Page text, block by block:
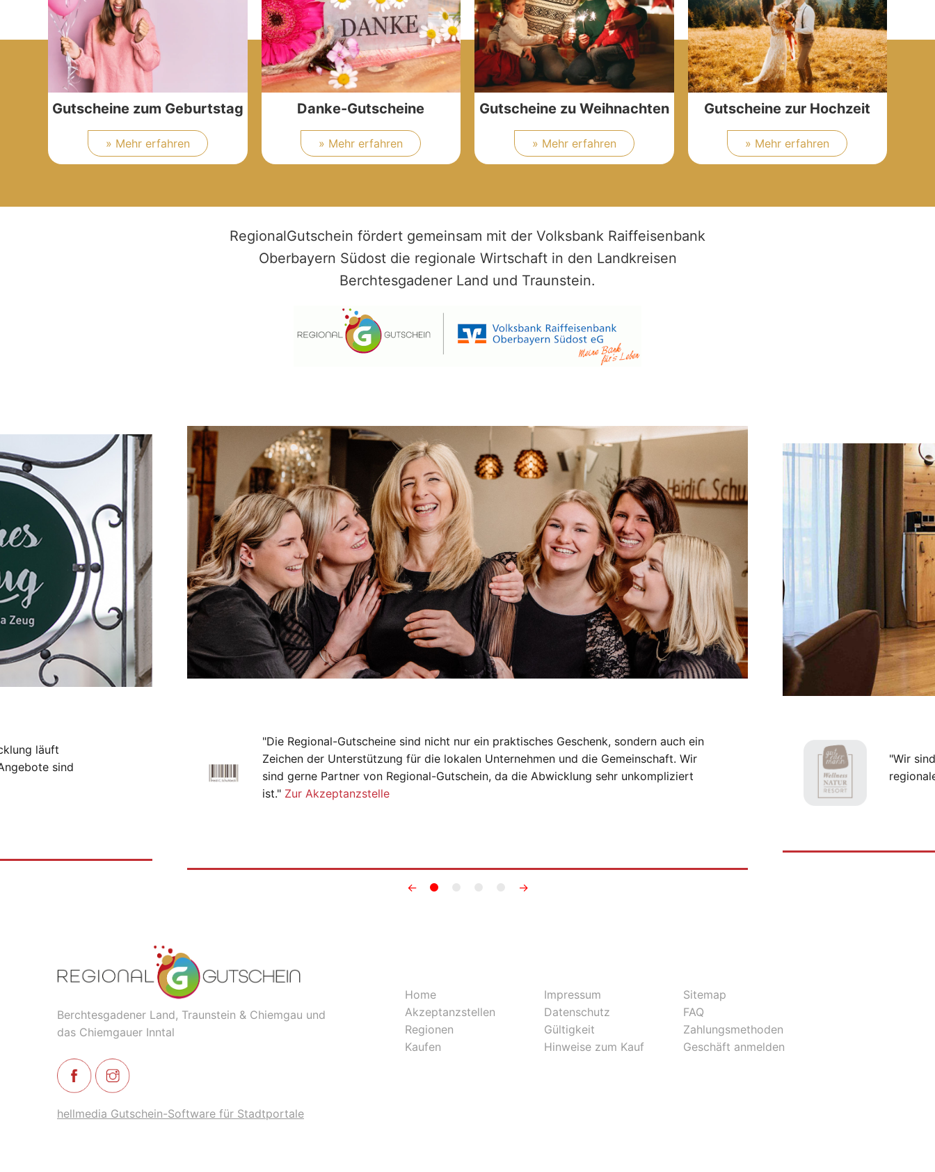
Gutscheine zum Geburtstag
» Mehr erfahren
Danke-Gutscheine
» Mehr erfahren
Gutscheine zu Weihnachten
» Mehr erfahren
Gutscheine zur Hochzeit
» Mehr erfahren
RegionalGutschein fördert gemeinsam mit der Volksbank Raiffeisenbank
Oberbayern Südost die regionale Wirtschaft in den Landkreisen
Berchtesgadener Land und Traunstein.
läuft
sind
"Die Regional-Gutscheine sind nicht nur ein praktisches Geschenk, sondern auch ein
Zeichen der Unterstützung für die lokalen Unternehmen und die Gemeinschaft. Wir
sind gerne Partner von Regional-Gutschein, da die Abwicklung sehr unkompliziert
ist." Zur Akzeptanzstelle
"Wir
← →
Berchtesgadener Land, Traunstein & Chiemgau und
das Chiemgauer Inntal
Home
Akzeptanzstellen
Regionen
Kaufen
Impressum
Datenschutz
Gültigkeit
Hinweise zum Kauf
Sitemap
FAQ
Zahlungsmethoden
Geschäft anmelden
hellmedia Gutschein-Software für Stadtportale